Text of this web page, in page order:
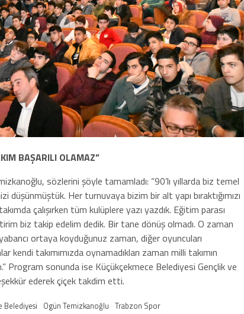
BAŞARILI OLAMAZ”
sözlerini şöyle tamamladı: “90’lı yıllarda biz temel
düşünmüştük. Her turnuvaya bizim bir alt yapı bıraktığımızı
çalışırken tüm kulüplere yazı yazdık. Eğitim parası
biz takip edelim dedik. Bir tane dönüş olmadı. O zaman
ortaya koyduğunuz zaman, diğer oyuncuları
kendi takımımızda oynamadıkları zaman milli takımın
Program sonunda ise Küçükçekmece Belediyesi Gençlik ve
ederek çiçek takdim etti.
Belediyesi Ogün Temizkanoğlu Trabzon Spor